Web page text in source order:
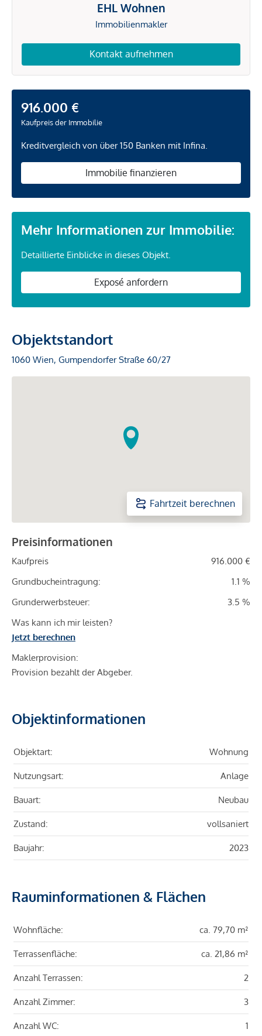
EHL Wohnen
Immobilienmakler
Kontakt aufnehmen
916.000 €
Kaufpreis der Immobilie
Kreditvergleich von über 150 Banken mit Infina.
Immobilie finanzieren
Mehr Informationen zur Immobilie:
Detaillierte Einblicke in dieses Objekt.
Exposé anfordern
Objektstandort
1060 Wien, Gumpendorfer Straße 60/27
Fahrtzeit berechnen
Preisinformationen
Kaufpreis
916.000 €
Grundbucheintragung:
1.1 %
Grunderwerbsteuer:
3.5 %
Was kann ich mir leisten?
Jetzt berechnen
Maklerprovision:
Provision bezahlt der Abgeber.
Objektinformationen
Objektart: Wohnung
Nutzungsart: Anlage
Bauart: Neubau
Zustand: vollsaniert
Baujahr: 2023
Rauminformationen & Flächen
Wohnfläche: ca. 79,70 m²
Terrassenfläche: ca. 21,86 m²
Anzahl Terrassen: 2
Anzahl Zimmer: 3
Anzahl WC: 1